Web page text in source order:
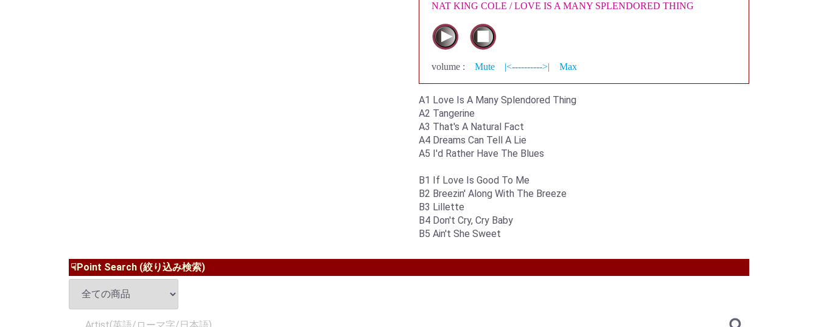
NAT KING COLE / LOVE IS A MANY SPLENDORED THING
volume : Mute |<---------->| Max
A1 Love Is A Many Splendored Thing
A2 Tangerine
A3 That's A Natural Fact
A4 Dreams Can Tell A Lie
A5 I'd Rather Have The Blues
B1 If Love Is Good To Me
B2 Breezin' Along With The Breeze
B3 Lillette
B4 Don't Cry, Cry Baby
B5 Ain't She Sweet
☟Point Search (絞り込み検索)